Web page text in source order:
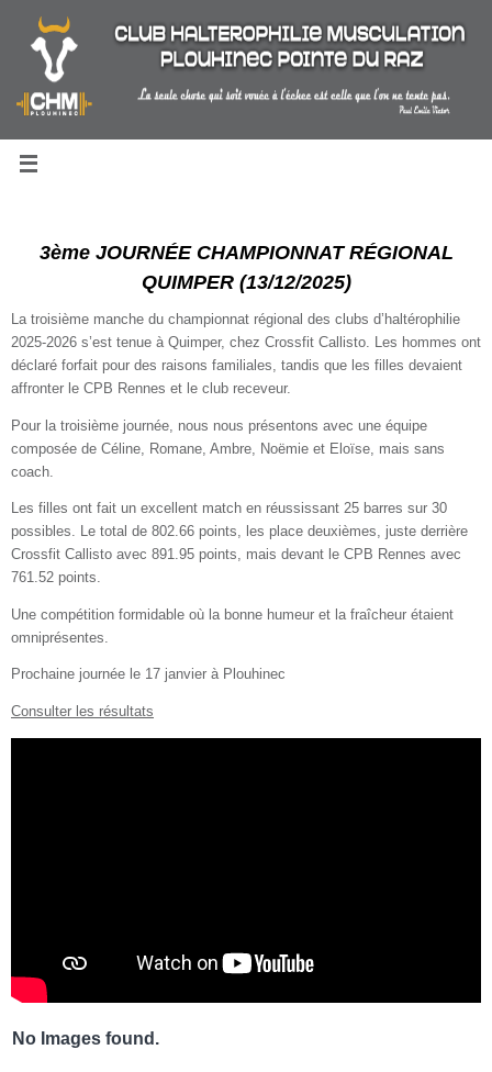
contenu
3ème JOURNÉE CHAMPIONNAT RÉGIONAL
QUIMPER (13/12/2025)
La troisième manche du championnat régional des clubs d’haltérophilie
2025-2026 s’est tenue à Quimper, chez Crossfit Callisto. Les hommes ont
déclaré forfait pour des raisons familiales, tandis que les filles devaient
affronter le CPB Rennes et le club receveur.
Pour la troisième journée, nous nous présentons avec une équipe
composée de Céline, Romane, Ambre, Noëmie et Eloïse, mais sans
coach.
Les filles ont fait un excellent match en réussissant 25 barres sur 30
possibles. Le total de 802.66 points, les place deuxièmes, juste derrière
Crossfit Callisto avec 891.95 points, mais devant le CPB Rennes avec
761.52 points.
Une compétition formidable où la bonne humeur et la fraîcheur étaient
omniprésentes.
Prochaine journée le 17 janvier à Plouhinec
Consulter les résultats
No Images found.